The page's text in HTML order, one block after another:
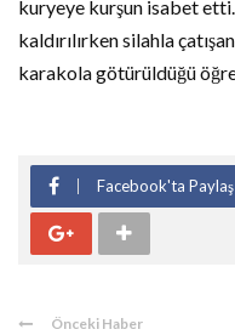
kuryeye kurşun isabet
kaldırılırken silahla
karakola götürüldüğü
Facebook'ta Paylaş
Önceki Haber